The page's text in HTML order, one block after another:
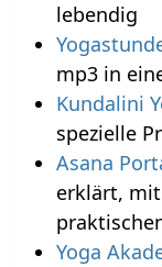
lebendig
mp3 in
Kundalini
spezielle
Asana
erklärt,
Yoga